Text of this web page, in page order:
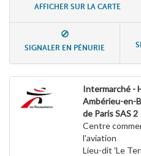
AFFICHER SUR LA CARTE
SIGNALER EN PÉNURIE
Intermarché -
Ambérieu-en-
de Paris SAS 2
Centre
l'aviation
Lieu-dit 'Le